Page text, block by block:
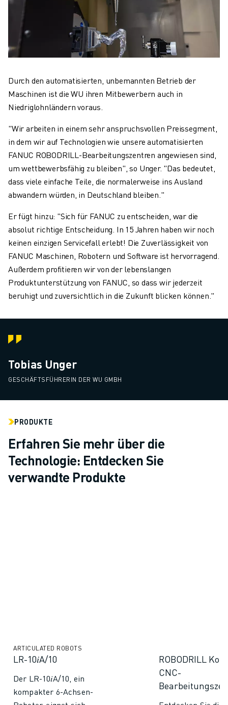
Durch den automatisierten, unbemannten Betrieb der
Maschinen ist die WU ihren Mitbewerbern auch in
Niedriglohnländern voraus.
"Wir arbeiten in einem sehr anspruchsvollen Preissegment,
in dem wir auf Technologien wie unsere automatisierten
FANUC ROBODRILL-Bearbeitungszentren angewiesen sind,
um wettbewerbsfähig zu bleiben", so Unger. "Das bedeutet,
dass viele einfache Teile, die normalerweise ins Ausland
abwandern würden, in Deutschland bleiben."
Er fügt hinzu: "Sich für FANUC zu entscheiden, war die
absolut richtige Entscheidung. In 15 Jahren haben wir noch
keinen einzigen Servicefall erlebt! Die Zuverlässigkeit von
FANUC Maschinen, Robotern und Software ist hervorragend.
Außerdem profitieren wir von der lebenslangen
Produktunterstützung von FANUC, so dass wir jederzeit
beruhigt und zuversichtlich in die Zukunft blicken können."
Tobias Unger
GESCHÄFTSFÜHRERIN DER WU GMBH
PRODUKTE
Erfahren Sie mehr über die
Technologie: Entdecken Sie
verwandte Produkte
ARTICULATED ROBOTS
LR-10𝑖A/10
Der LR-10𝑖A/10, ein
kompakter 6-Achsen-
ROBODRILL
CNC-